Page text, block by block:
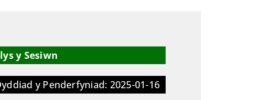
y Sesiwn
y Penderfyniad: 2025-01-16